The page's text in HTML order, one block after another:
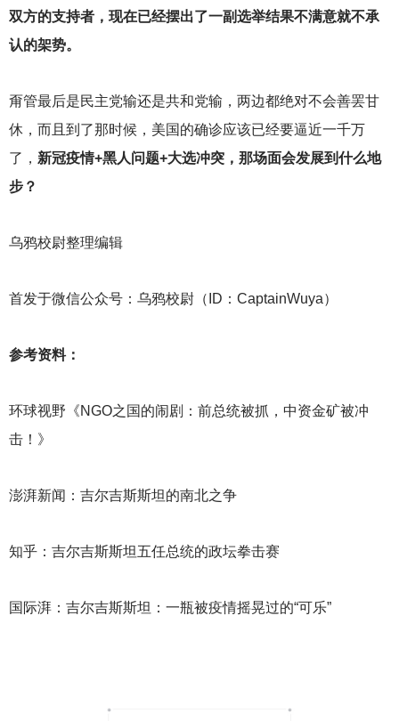
双方的支持者，现在已经摆出了一副选举结果不满意就不承
认的架势。
甭管最后是民主党输还是共和党输，两边都绝对不会善罢甘
休，而且到了那时候，美国的确诊应该已经要逼近一千万
了， 新冠疫情+黑人问题+大选冲突，那场面会发展到什么地
步？
乌鸦校尉整理编辑
首发于微信公众号：乌鸦校尉（ID：CaptainWuya）
参考资料：
环球视野《NGO之国的闹剧：前总统被抓，中资金矿被冲
击！》
澎湃新闻：吉尔吉斯斯坦的南北之争
知乎：吉尔吉斯斯坦五任总统的政坛拳击赛
国际湃：吉尔吉斯斯坦：一瓶被疫情摇晃过的“可乐”